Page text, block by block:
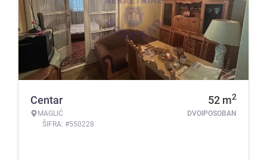
Centar
MAGLIĆ
ŠIFRA: #550228
52 m2
DVOIPOSOBAN